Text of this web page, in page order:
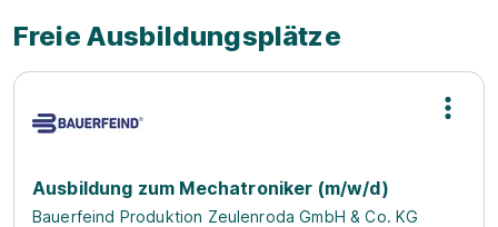
Freie Ausbildungsplätze
Ausbildung zum Mechatroniker (m/w/d)
Bauerfeind Produktion Zeulenroda GmbH & Co. KG